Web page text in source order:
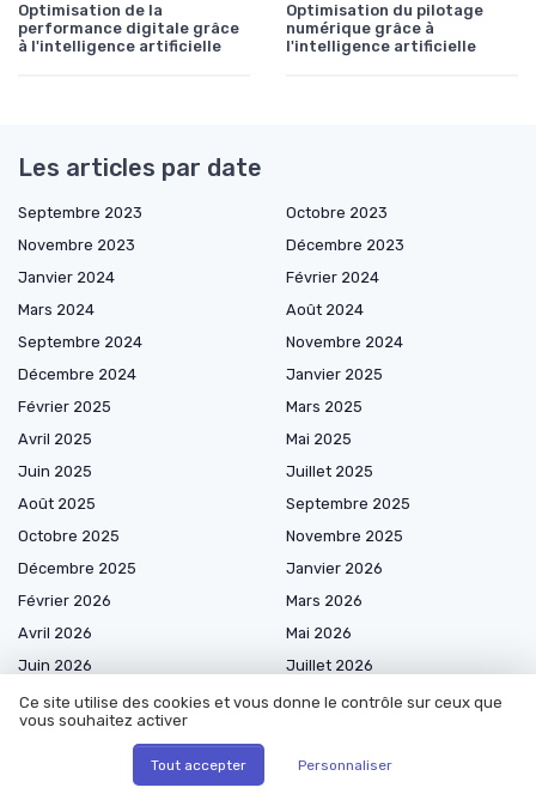
Optimisation de la
performance digitale grâce
à l'intelligence artificielle
Optimisation du pilotage
numérique grâce à
l'intelligence artificielle
Les articles par date
Septembre 2023
Octobre 2023
Novembre 2023
Décembre 2023
Janvier 2024
Février 2024
Mars 2024
Août 2024
Septembre 2024
Novembre 2024
Décembre 2024
Janvier 2025
Février 2025
Mars 2025
Avril 2025
Mai 2025
Juin 2025
Juillet 2025
Août 2025
Septembre 2025
Octobre 2025
Novembre 2025
Décembre 2025
Janvier 2026
Février 2026
Mars 2026
Avril 2026
Mai 2026
Juin 2026
Juillet 2026
Août 2026
Ce site utilise des cookies et vous donne le contrôle sur ceux que
vous souhaitez activer
Tout accepter Personnaliser